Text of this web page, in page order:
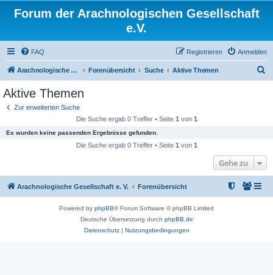
Forum der Arachnologischen Gesellschaft
e.V.
FAQ Anmelden
Registrieren
Arachnologische Gesellschaft e. V. Forenübersicht Suche Aktive Themen
Aktive Themen
Zur erweiterten Suche
Die Suche ergab 0 Treffer • Seite 1 von 1
Es wurden keine passenden Ergebnisse gefunden.
Die Suche ergab 0 Treffer • Seite 1 von 1
Gehe zu
Arachnologische Gesellschaft e. V. Forenübersicht
Powered by phpBB® Forum Software © phpBB Limited
Deutsche Übersetzung durch phpBB.de
Datenschutz| Nutzungsbedingungen